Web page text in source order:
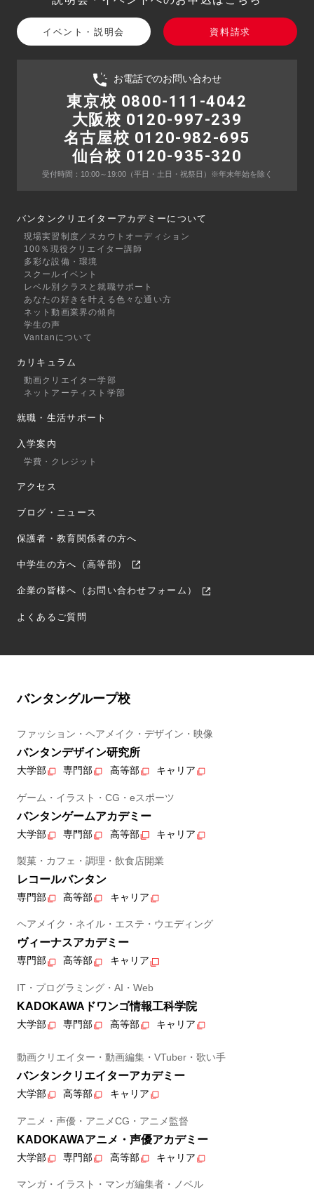
イベント・説明会 資料請求
お電話でのお問い合わせ
東京校 0800-111-4042
大阪校 0120-997-239
名古屋校 0120-982-695
仙台校 0120-935-320
受付時間：10:00～19:00（平日・土日・祝祭日） ※年末年始を除く
バンタンクリエイターアカデミーについて
現場実習制度／スカウトオーディション
100％現役クリエイター講師
多彩な設備・環境
スクールイベント
レベル別クラスと就職サポート
あなたの好きを叶える⾊々な通い⽅
ネット動画業界の傾向
学生の声
Vantanについて
カリキュラム
動画クリエイター学部
ネットアーティスト学部
就職・生活サポート
入学案内
学費・クレジット
アクセス
ブログ・ニュース
保護者・教育関係者の方へ
中学生の方へ（高等部）
企業の皆様へ（お問い合わせフォーム）
よくあるご質問
バンタングループ校
ファッション・ヘアメイク・デザイン・映像
バンタンデザイン研究所
大学部 専門部 高等部 キャリア
ゲーム・イラスト・CG・eスポーツ
バンタンゲームアカデミー
大学部 専門部 高等部 キャリア
製菓・カフェ・調理・飲食店開業
レコールバンタン
専門部 高等部 キャリア
ヘアメイク・ネイル・エステ・ウエディング
ヴィーナスアカデミー
専門部 高等部 キャリア
IT・プログラミング・AI・Web
KADOKAWAドワンゴ情報工科学院
大学部 専門部 高等部 キャリア
動画クリエイター・動画編集・VTuber・歌い手
バンタンクリエイターアカデミー
大学部 高等部 キャリア
アニメ・声優・アニメCG・アニメ監督
KADOKAWAアニメ・声優アカデミー
大学部 専門部 高等部 キャリア
マンガ・イラスト・マンガ編集者・ノベル